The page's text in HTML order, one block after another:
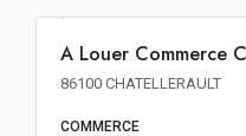
A Louer Commerce
86100 CHATELLERAULT
COMMERCE